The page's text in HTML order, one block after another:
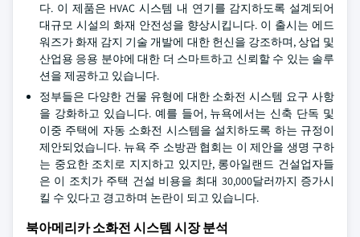
다. 이 제품은 HVAC 시스템 내 연기를 감지하도록 설계되어
대규모 시설의 화재 안전성을 향상시킵니다. 이 출시는 에드
워즈가 화재 감지 기술 개발에 대한 헌신을 강조하며, 상업 및
산업용 응용 분야에 대한 더 스마트하고 신뢰할 수 있는 솔루
션을 제공하고 있습니다.
정부들은 다양한 건물 유형에 대한 소화전 시스템 요구 사항
을 강화하고 있습니다. 예를 들어, 뉴욕에서는 신축 단독 및
이중 주택에 자동 소화전 시스템을 설치하도록 하는 규정이
제안되었습니다. 뉴욕 주 소방관 협회는 이 제안을 생명 구하
는 중요한 조치로 지지하고 있지만, 롱아일랜드 건설업자들
은 이 조치가 주택 건설 비용을 최대 30,000달러까지 증가시
킬 수 있다고 경고하며 논란이 되고 있습니다.
북아메리카 소화전 시스템 시장 분석